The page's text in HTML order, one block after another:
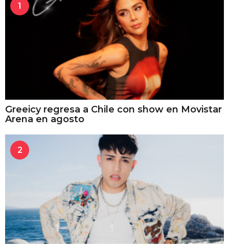
1
Greeicy regresa a Chile con show en Movistar
Arena en agosto
2